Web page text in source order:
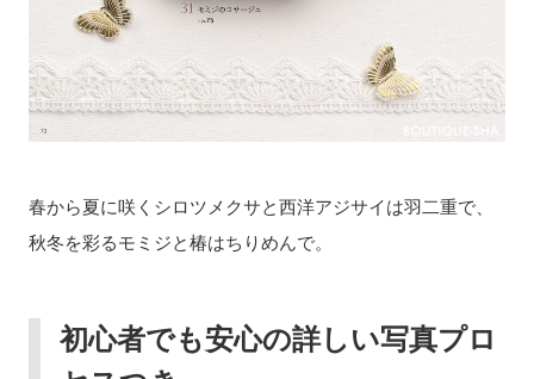
春から夏に咲くシロツメクサと西洋アジサイは羽二重で、
秋冬を彩るモミジと椿はちりめんで。
初心者でも安心の詳しい写真プロ